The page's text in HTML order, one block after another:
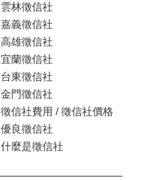
雲林徵信社
嘉義徵信社
高雄徵信社
宜蘭徵信社
台東徵信社
金門徵信社
徵信社費用 / 徵信社價格
優良徵信社
什麼是徵信社